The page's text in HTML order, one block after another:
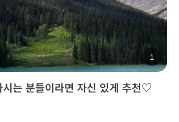
1
시는 분들이라면 자신 있게 추천♡